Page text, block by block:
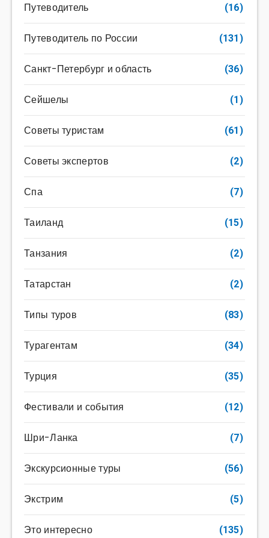
Путеводитель (16)
Путеводитель по России (131)
Санкт-Петербург и область (36)
Сейшелы (1)
Советы туристам (61)
Советы экспертов (2)
Спа (7)
Таиланд (15)
Танзания (2)
Татарстан (2)
Типы туров (83)
Турагентам (34)
Турция (35)
Фестивали и события (12)
Шри-Ланка (7)
Экскурсионные туры (56)
Экстрим (5)
Это интересно (135)